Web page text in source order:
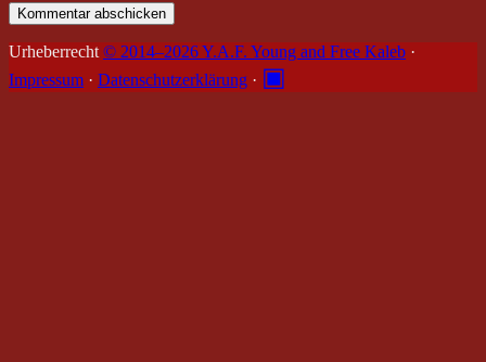
Urheberrecht © 2014–2026 Y.A.F. Young and Free Kaleb ·
Impressum · Datenschutzerklärung · ▣